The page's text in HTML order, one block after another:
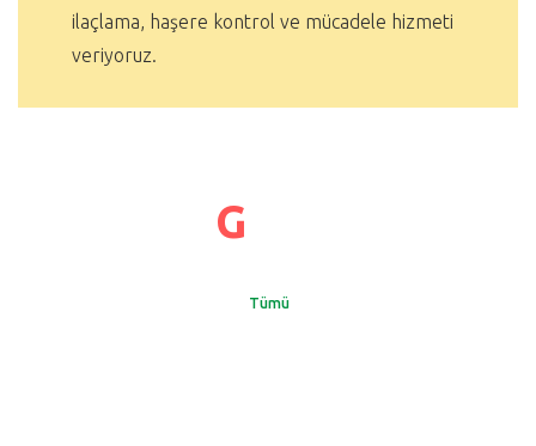
ilaçlama, haşere kontrol ve mücadele hizmeti
veriyoruz.
G
Tümü